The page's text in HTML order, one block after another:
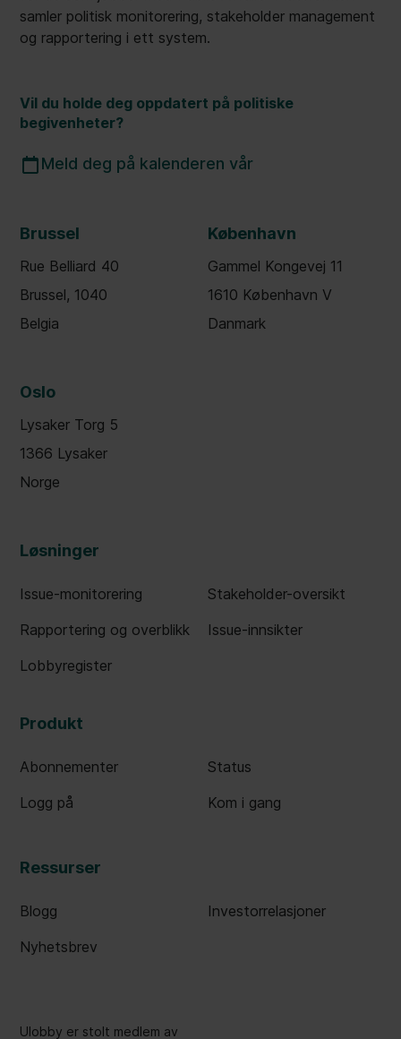
samler politisk monitorering, stakeholder management
og rapportering i ett system.
Vil du holde deg oppdatert på politiske
begivenheter?
Meld deg på kalenderen vår
Brussel
Rue Belliard 40
Brussel, 1040
Belgia
København
Gammel Kongevej 11
1610 København V
Danmark
Oslo
Lysaker Torg 5
1366 Lysaker
Norge
Løsninger
Issue-monitorering
Stakeholder-oversikt
Rapportering og overblikk
Issue-innsikter
Lobbyregister
Produkt
Abonnementer
Status
Logg på
Kom i gang
Ressurser
Blogg
Investorrelasjoner
Nyhetsbrev
Ulobby er stolt medlem av